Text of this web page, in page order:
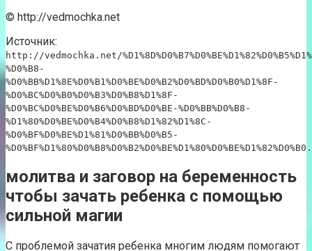
© http://vedmochka.net
Источник:
http://vedmochka.net/
%D0%B8-
%D0%BB%D1%8E%D0%B1%D0%BE%D0%B2%D0%BD%D0%B0%D1%8F-
%D0%BC%D0%B0%D0%B3%D0%B8%D1%8F-
%D0%BC%D0%BE%D0%B6%D0%BD%D0%BE-%D0%BB%D0%B8-
%D1%80%D0%BE%D0%B4%D0%B8%D1%82%D1%8C-
%D0%BF%D0%BE%D1%81%D0%BB%D0%B5-
молитва и заговор на беременность
чтобы зачать ребенка с помощью
сильной магии
С проблемой зачатия ребенка многим людям помогают